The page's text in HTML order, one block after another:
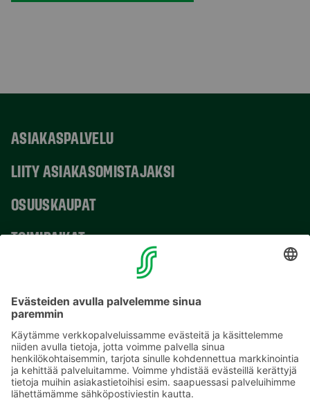
ASIAKASPALVELU
LIITY ASIAKASOMISTAJAKSI
OSUUSKAUPAT
TOIMIPAIKAT
Sähköpostiosoitteet S-ryhmässä ovat muotoa
etunimi.sukunimi@sok.fi